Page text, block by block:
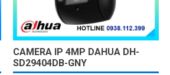
CAMERA IP 4MP DAHUA DH-
SD29404DB-GNY